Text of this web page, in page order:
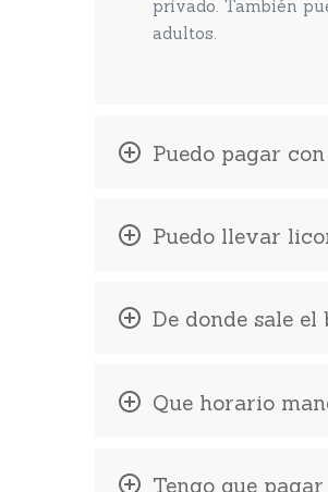
privado. También
adultos.
Puedo pagar
Puedo llevar
De donde sale
Que horario
Tengo que